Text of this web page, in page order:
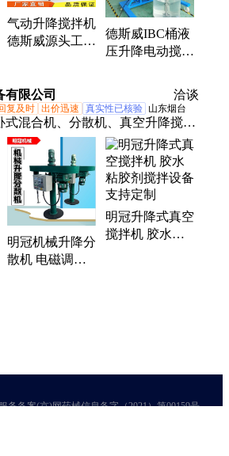
气动升降搅拌机
德斯威源头工厂
器
德斯威IBC桶液
压升降电动搅拌
有限公司 洽谈
复及时 出价迅速 真实性已核验 山东烟台
式混合机、分散机、真空升降搅拌
明冠机械升降分
散机 电磁调速
明冠升降式真空
搅拌机 胶水粘
务备案(京)网药械信息备字（2021）第00159号